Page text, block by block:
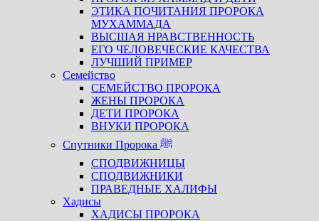
ЭТИКА ПОЧИТАНИЯ ПРОРОКА
МУХАММАДА
ВЫСШАЯ НРАВСТВЕННОСТЬ
ЕГО ЧЕЛОВЕЧЕСКИЕ КАЧЕСТВА
ЛУЧШИЙ ПРИМЕР
Семейство
СЕМЕЙСТВО ПРОРОКА
ЖЕНЫ ПРОРОКА
ДЕТИ ПРОРОКА
ВНУКИ ПРОРОКА
Спутники Пророка ﷺ
СПОДВИЖНИЦЫ
СПОДВИЖНИКИ
ПРАВЕДНЫЕ ХАЛИФЫ
Хадисы
ХАДИСЫ ПРОРОКА